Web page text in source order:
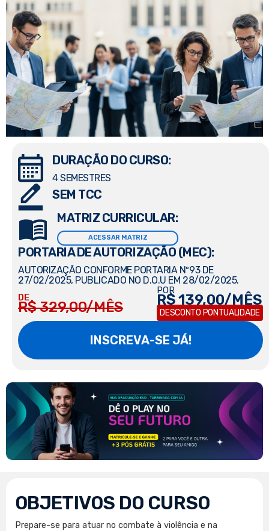
DURAÇÃO DO CURSO:
4 SEMESTRES
SEM TCC
MATRIZ CURRICULAR:
ACESSAR MATRIZ
PORTARIA DE AUTORIZAÇÃO (MEC):
AUTORIZAÇÃO CONFORME PORTARIA Nº93 DE
27/02/2025, PUBLICADO NO D.O.U EM 28/02/2025.
DE
R$ 329,00/MÊS
POR
R$ 139,00/MÊS
DESCONTO PONTUALIDADE
INSCREVA-SE JÁ!
OBJETIVOS DO CURSO
Prepare-se para atuar no combate à violência e na